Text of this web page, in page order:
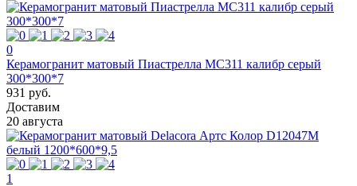
0
Керамогранит матовый Пиастрелла МС311 калибр серый
300*300*7
931 руб.
Доставим
20 августа
1